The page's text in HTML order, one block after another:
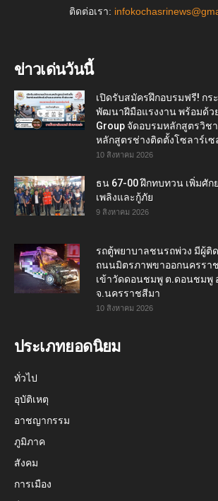
ติดต่อเรา:
ข่าวเด่นวันนี้
เปิดรับสมัครฝึกอบรมฟรี! กร
พัฒนาฝีมือแรงงาน พร้อมด้ว
Group จัดอบรมหลักสูตรวิช
หลักสูตรช่างติดตั้งโซลาร์เซ
10 สิงหาคม 2026
ธน 67-00 ฝึกทบทวน เพิ่มศั
เพลิงและกู้ภัย
9 สิงหาคม 2026
รถตู้พยาบาลชนรถพ่วง มีผู้ติ
ถนนมิตรภาพขาออกนครรา
เข้าวัดดอนชมพู ต.ดอนชมพู
จ.นครราชสีมา
10 สิงหาคม 2026
ประเภทยอดนิยม
ทั่วไป
อุบัติเหตุ
อาชญากรรม
ภูมิภาค
สังคม
การเมือง